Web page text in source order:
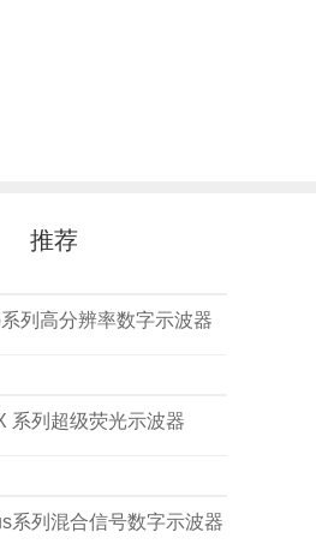
推荐
列高分辨率数字示波器
系列超级荧光示波器
系列混合信号数字示波器